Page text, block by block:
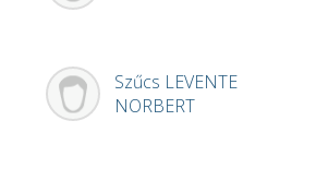
Szűcs LEVENTE
NORBERT